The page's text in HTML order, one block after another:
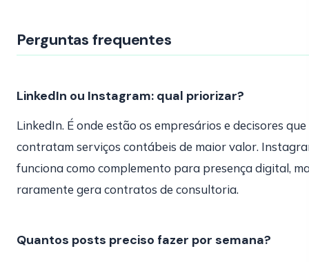
Perguntas frequentes
LinkedIn ou Instagram: qual priorizar?
LinkedIn. É onde estão os empresários e decisores que
contratam serviços contábeis de maior valor.
funciona como complemento para presença digital,
raramente gera contratos de consultoria.
Quantos posts preciso fazer por semana?